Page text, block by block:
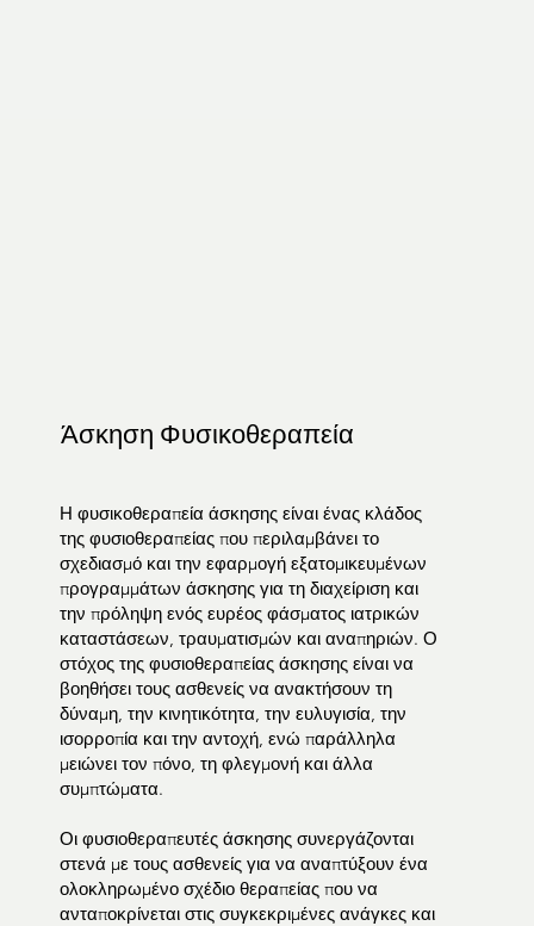
Άσκηση Φυσικοθεραπεία
Η φυσικοθεραπεία άσκησης είναι ένας κλάδος
της φυσιοθεραπείας που περιλαμβάνει το
σχεδιασμό και την εφαρμογή εξατομικευμένων
προγραμμάτων άσκησης για τη διαχείριση και
την πρόληψη ενός ευρέος φάσματος ιατρικών
καταστάσεων, τραυματισμών και αναπηριών. Ο
στόχος της φυσιοθεραπείας άσκησης είναι να
βοηθήσει τους ασθενείς να ανακτήσουν τη
δύναμη, την κινητικότητα, την ευλυγισία, την
ισορροπία και την αντοχή, ενώ παράλληλα
μειώνει τον πόνο, τη φλεγμονή και άλλα
συμπτώματα.
Οι φυσιοθεραπευτές άσκησης συνεργάζονται
στενά με τους ασθενείς για να αναπτύξουν ένα
ολοκληρωμένο σχέδιο θεραπείας που να
ανταποκρίνεται στις συγκεκριμένες ανάγκες και